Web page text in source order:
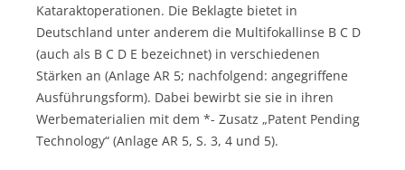
Kataraktoperationen. Die Beklagte bietet in
Deutschland unter anderem die Multifokallinse B C D
(auch als B C D E bezeichnet) in verschiedenen
Stärken an (Anlage AR 5; nachfolgend: angegriffene
Ausführungsform). Dabei bewirbt sie sie in ihren
Werbematerialien mit dem *- Zusatz „Patent Pending
Technology“ (Anlage AR 5, S. 3, 4 und 5).